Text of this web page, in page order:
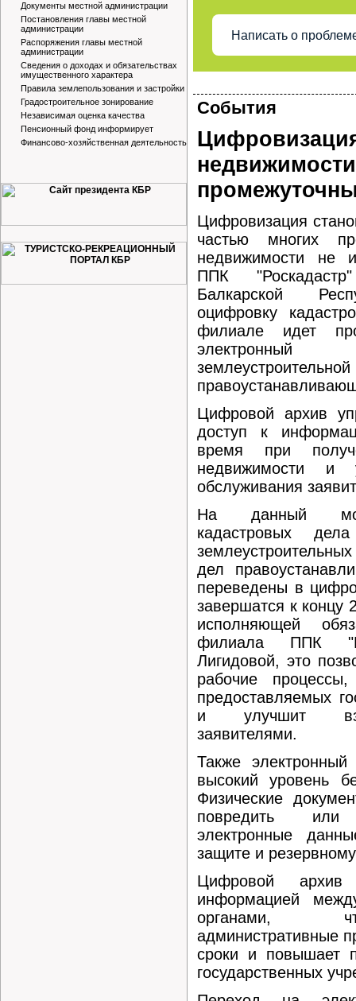
Документы местной администрации
Постановления главы местной
администрации
Распоряжения главы местной
администрации
Сведения о доходах и обязательствах
имущественного характера
Правила землепользования и застройки
Градостроительное зонирование
Независимая оценка качества
Пенсионный фонд информирует
Финансово-хозяйственная деятельность
Написать о
События
Цифровизация
частью многих
недвижимости не
ППК
Балкарской
оцифровку
филиале идет
Цифровой архив
доступ к
время при
недвижимости и
обслуживания
На данный
кадастровых
дел
переведены в
завершатся к концу
исполняющей
филиала ППК
Лигидовой, это
рабочие
предоставляемых
и улучшит
заявителями.
Также электронный
высокий уровень
Физические
повредить
электронные
защите и
Цифровой архив
информацией
органами,
административные
сроки и повышает
государственных